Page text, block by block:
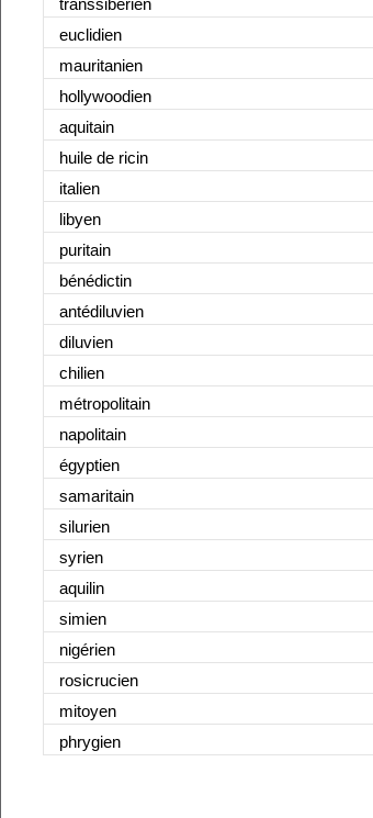
euclidien
mauritanien
hollywoodien
aquitain
huile de ricin
italien
libyen
puritain
bénédictin
antédiluvien
diluvien
chilien
métropolitain
napolitain
égyptien
samaritain
silurien
syrien
aquilin
simien
nigérien
rosicrucien
mitoyen
phrygien